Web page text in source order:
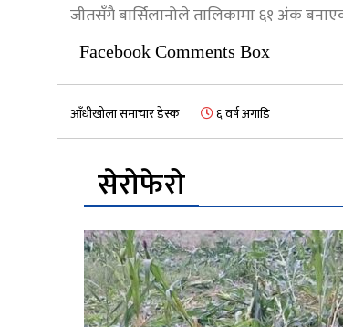
जीतसँगै बार्सिलानोले तालिकामा ६१ अंक
Facebook Comments Box
आँधीखोला समाचार डेस्क ६ वर्ष अगाडि
सेरोफेरो